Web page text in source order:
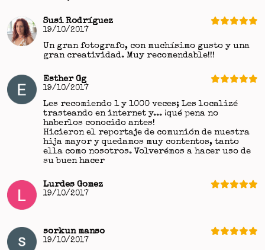
Susi Rodríguez
19/10/2017
Un gran fotografo, con muchísimo gusto y una
gran creatividad. Muy recomendable!!!
Esther Gg
19/10/2017
Les recomiendo 1 y 1000 veces; Les localizé
trasteando en internet y... ¡qué pena no
haberlos conocido antes!
Hicieron el reportaje de comunión de nuestra
hija mayor y quedamos muy contentos, tanto
ella como nosotros. Volverémos a hacer uso de
su buen hacer
Lurdes Gomez
19/10/2017
sorkun manso
19/10/2017